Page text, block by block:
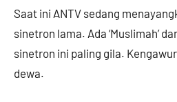
Saat ini ANTV sedang
sinetron lama. Ada ‘Muslimah’
sinetron ini paling gila.
dewa.